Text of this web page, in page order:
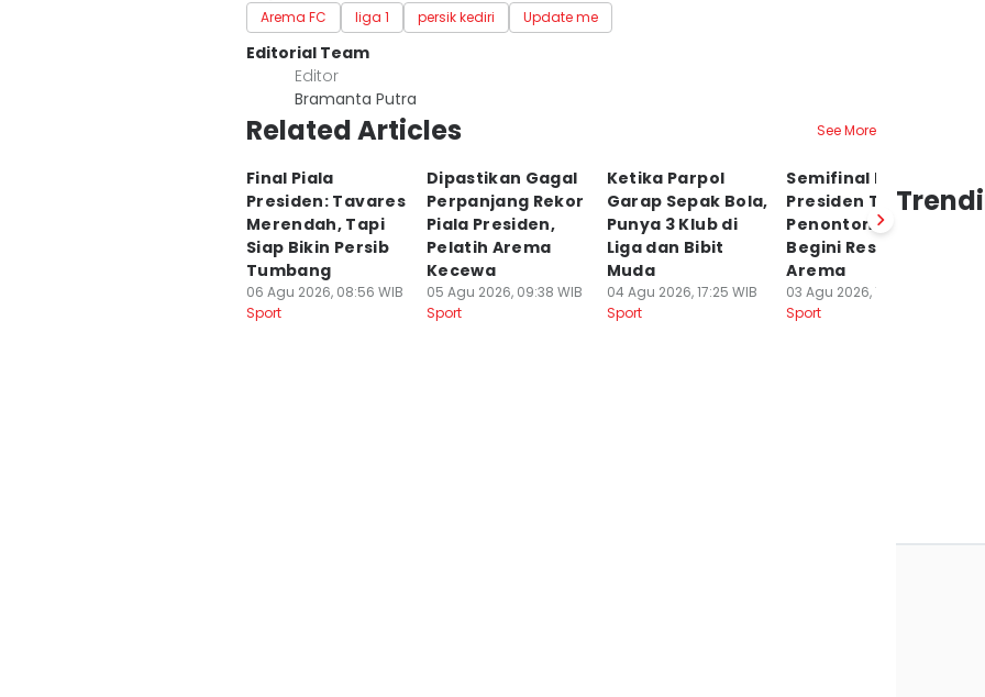
Arema FC liga 1 persik kediri Update me
Editorial Team
Editor
Bramanta Putra
Related Articles See More
Final Piala
Presiden: Tavares
Merendah, Tapi
Siap Bikin Persib
Tumbang
06 Agu 2026, 08:56 WIB
Sport
Dipastikan Gagal
Perpanjang Rekor
Piala Presiden,
Pelatih Arema
Kecewa
05 Agu 2026, 09:38 WIB
Sport
Ketika Parpol
Garap Sepak Bola,
Punya 3 Klub di
Liga dan Bibit
Muda
04 Agu 2026, 17:25 WIB
Sport
Semifinal Piala
Presiden Tanpa
Penonton di Bali,
Begini Respons
Arema
03 Agu 2026, 17:44 WIB
Sport